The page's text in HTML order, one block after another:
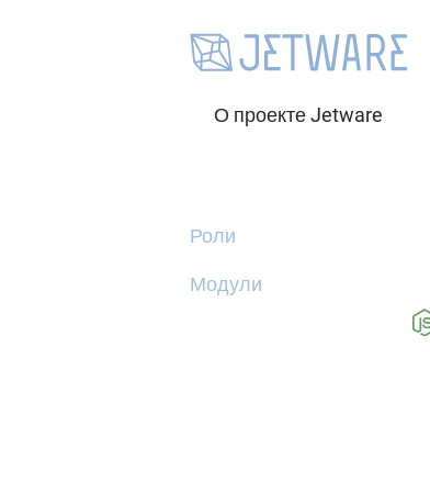
О проекте Jetware
Роли
Модули